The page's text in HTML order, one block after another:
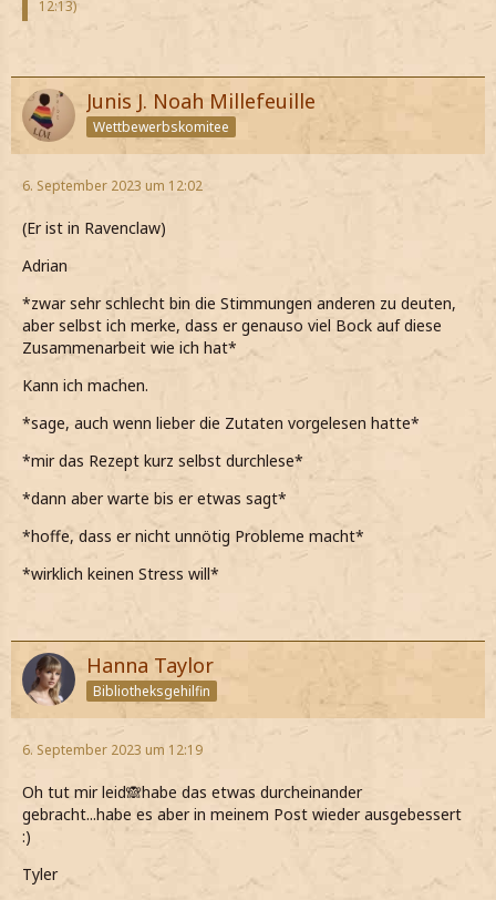
12:13)
Junis J. Noah Millefeuille
Wettbewerbskomitee
6. September 2023 um 12:02
(Er ist in Ravenclaw)
Adrian
*zwar sehr schlecht bin die Stimmungen anderen zu deuten,
aber selbst ich merke, dass er genauso viel Bock auf diese
Zusammenarbeit wie ich hat*
Kann ich machen.
*sage, auch wenn lieber die Zutaten vorgelesen hatte*
*mir das Rezept kurz selbst durchlese*
*dann aber warte bis er etwas sagt*
*hoffe, dass er nicht unnötig Probleme macht*
*wirklich keinen Stress will*
Hanna Taylor
Bibliotheksgehilfin
6. September 2023 um 12:19
Oh tut mir leid🙈habe das etwas durcheinander
gebracht...habe es aber in meinem Post wieder ausgebessert
:)
Tyler